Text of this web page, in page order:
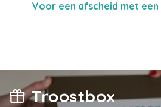
Voor een afscheid met
Troostbox